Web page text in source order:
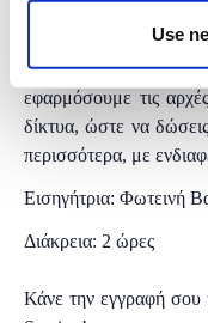
Use
δημοσιότητα που
μοιραστούμε
εφαρμόσουμε τις
δίκτυα, ώστε να
περισσότερα, με
Εισηγήτρια: Φωτεινή
Διάκρεια: 2 ώρες
Κάνε την εγγραφή